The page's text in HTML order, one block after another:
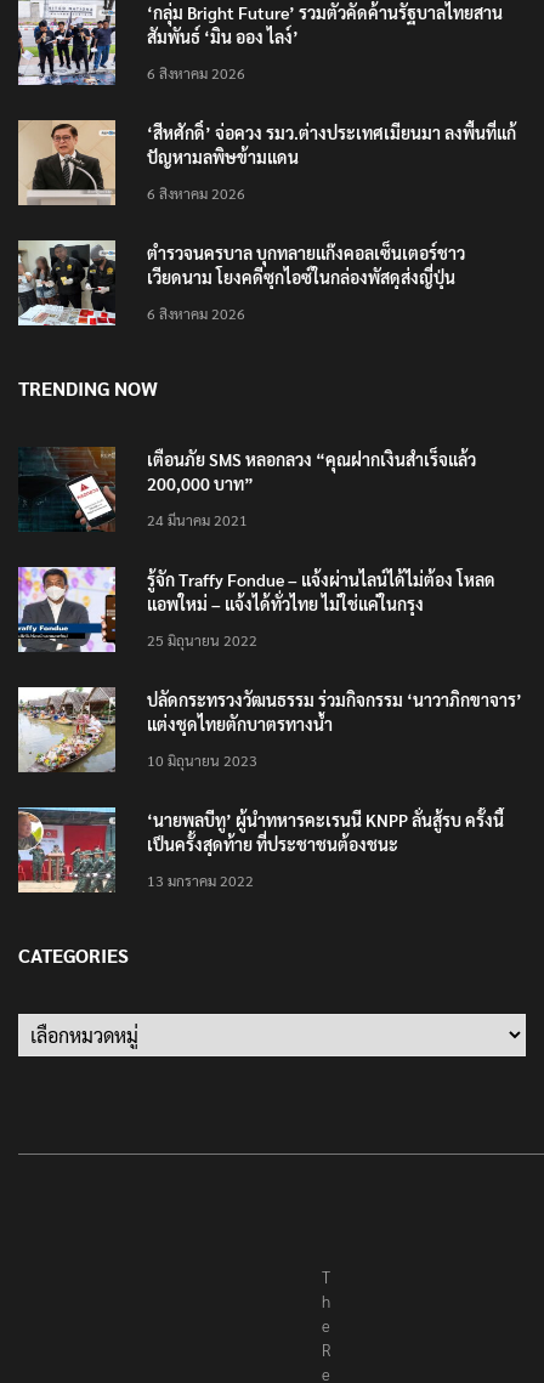
‘กลุ่ม Bright Future’ รวมตัวคัดค้านรัฐบาลไทยสาน
สัมพันธ์ ‘มิน ออง ไลง์’
6 สิงหาคม 2026
‘สีหศักดิ์’ จ่อควง รมว.ต่างประเทศเมียนมา ลงพื้นที่แก้
ปัญหามลพิษข้ามแดน
6 สิงหาคม 2026
ตำรวจนครบาล บุกทลายแก๊งคอลเซ็นเตอร์ชาว
เวียดนาม โยงคดีซุกไอซ์ในกล่องพัสดุส่งญี่ปุ่น
6 สิงหาคม 2026
TRENDING NOW
เตือนภัย SMS หลอกลวง “คุณฝากเงินสำเร็จแล้ว
200,000 บาท”
24 มีนาคม 2021
รู้จัก Traffy Fondue – แจ้งผ่านไลน์ได้ไม่ต้อง โหลด
แอพใหม่ – แจ้งได้ทั่วไทย ไม่ใช่แค่ในกรุง
25 มิถุนายน 2022
ปลัดกระทรวงวัฒนธรรม ร่วมกิจกรรม ‘นาวาภิกขาจาร’
แต่งชุดไทยตักบาตรทางน้ำ
10 มิถุนายน 2023
‘นายพลบีทู’ ผู้นำทหารคะเรนนี KNPP ลั่นสู้รบ ครั้งนี้
เป็นครั้งสุดท้าย ที่ประชาชนต้องชนะ
13 มกราคม 2022
CATEGORIES
Categories
T
h
e
R
e